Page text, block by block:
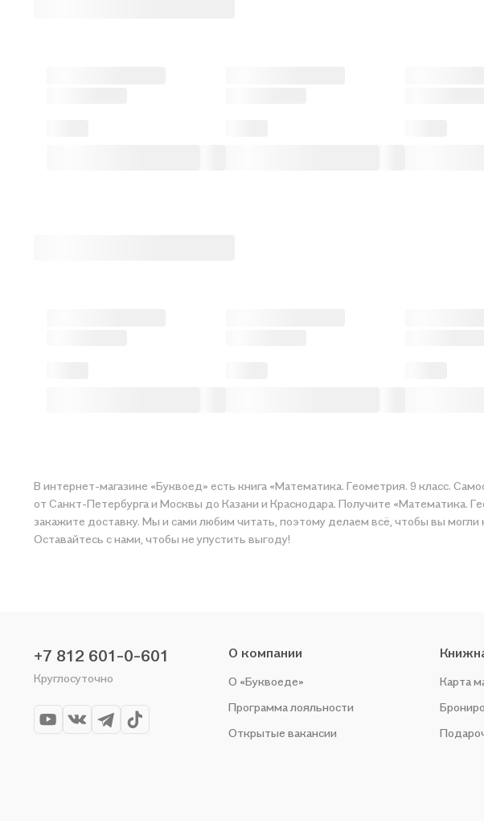
В интернет-магазине «Буквоед» есть книга «Математика. Геометрия. 9 класс.
от Санкт-Петербурга и Москвы до Казани и Краснодара. Получите «Математика.
закажите доставку. Мы и сами любим читать, поэтому делаем всё, чтобы вы могли купить понравившуюся историю по приятной цене. Например, организуем конкурсы и
Оставайтесь с нами, чтобы не упустить выгоду!
+7 812 601-0-601
Круглосуточно
О компании
О «Буквоеде»
Программа лояльности
Открытые вакансии
Карта